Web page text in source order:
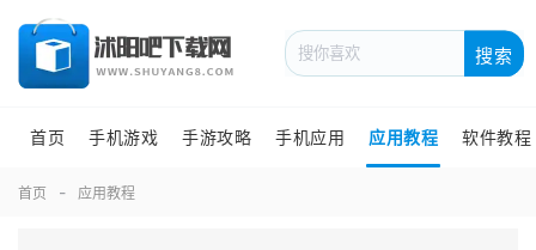
搜索
首页 手机游戏 手游攻略 手机应用 应用教程 软件教程
首页 应用教程